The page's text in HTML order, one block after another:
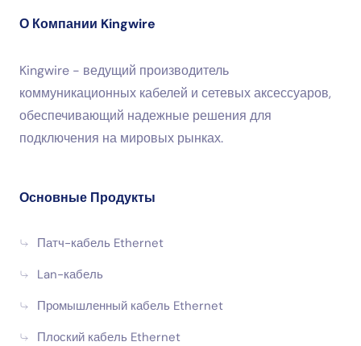
О Компании Kingwire
Kingwire - ведущий производитель
коммуникационных кабелей и сетевых аксессуаров,
обеспечивающий надежные решения для
подключения на мировых рынках.
Основные Продукты
Патч-кабель Ethernet
Lan-кабель
Промышленный кабель Ethernet
Плоский кабель Ethernet